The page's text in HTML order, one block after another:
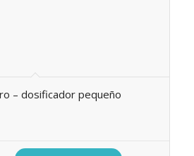
– dosificador pequeño